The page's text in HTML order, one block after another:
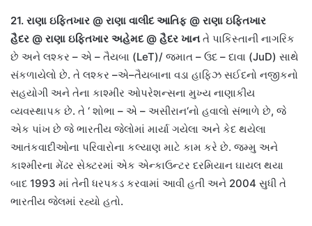
21. રાણા ઇફ્તિખાર @ રાણા વાલીદ આતિફ @ રાણા ઇફ્તિખાર
હૈદર @ રાણા ઇફ્તિખાર અહેમદ@ હૈદર ખાન તે પાકિસ્તાની નાગરિક
છે અને લશ્કર – એ – તૈયબા (LeT)/ જમાત – ઉદ – દાવા (JuD) સાથે
સંકળાયેલો છે. તે લશ્કર –એ–તૈયબાના વડા હાફિઝ સઈદનો નજીકનો
સહયોગી અને તેના કાશ્મીર ઓપરેશન્સના મુખ્ય નાણાકીય
વ્યવસ્થાપક છે. તે ‘ શોભા – એ – અસીરાન‘નો હવાલો સંભાળે છે, જે
એક પાંખ છે જે ભારતીય જેલોમાં માર્યા ગયેલા અને કેદ થયેલા
આતંકવાદીઓના પરિવારોના કલ્યાણ માટે કામ કરે છે. જમ્મુ અને
કાશ્મીરના મેંઢર સેક્ટરમાં એક એન્કાઉન્ટર દરમિયાન ઘાયલ થયા
બાદ 1993 માં તેની ધરપકડ કરવામાં આવી હતી અને 2004 સુધી તે
ભારતીય જેલમાં રહ્યો હતો.